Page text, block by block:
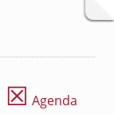
☒ Agenda